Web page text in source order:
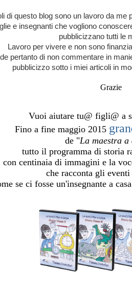
di questo blog sono un lavoro da me
e insegnanti che vogliono
pubblicizzano tutti le
Lavoro per vivere e non sono
pertanto di non commentare in
pubblicizzo sotto i miei articoli in
Grazie
Vuoi aiutare tu@ figli@ a
Fino a fine maggio 2015
de "La maestra a
tutto il programma di storia
con centinaia di immagini e la
che racconta gli eventi
se ci fosse un'insegnante a